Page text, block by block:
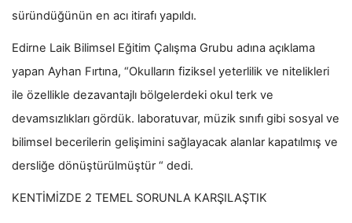
süründüğünün en acı itirafı yapıldı.
Edirne Laik Bilimsel Eğitim Çalışma Grubu adına açıklama
yapan Ayhan Fırtına, “Okulların fiziksel yeterlilik ve nitelikleri
ile özellikle dezavantajlı bölgelerdeki okul terk ve
devamsızlıkları gördük. laboratuvar, müzik sınıfı gibi sosyal ve
bilimsel becerilerin gelişimini sağlayacak alanlar kapatılmış ve
dersliğe dönüştürülmüştür “ dedi.
KENTİMİZDE 2 TEMEL SORUNLA KARŞILAŞTIK